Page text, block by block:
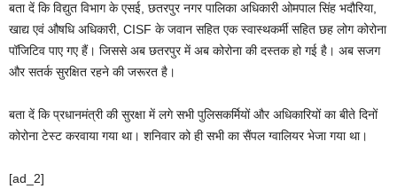
बता दें कि विद्युत विभाग के एसई, छतरपुर नगर पालिका अधिकारी ओमपाल सिंह भदौरिया,
खाद्य एवं औषधि अधिकारी, CISF के जवान सहित एक स्वास्थकर्मी सहित छह लोग कोरोना
पॉजिटिव पाए गए हैं। जिससे अब छतरपुर में अब कोरोना की दस्तक हो गई है। अब सजग
और सतर्क सुरक्षित रहने की जरूरत है।
बता दें कि प्रधानमंत्री की सुरक्षा में लगे सभी पुलिसकर्मियों और अधिकारियों का बीते दिनों
कोरोना टेस्ट करवाया गया था। शनिवार को ही सभी का सैंपल ग्वालियर भेजा गया था।
[ad_2]